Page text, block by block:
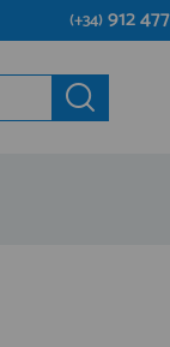
DE
(+34)912